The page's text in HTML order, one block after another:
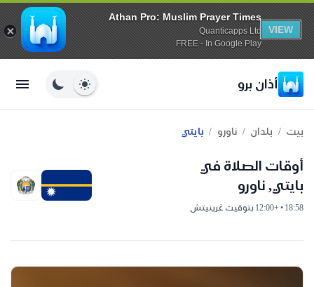
Athan Pro: Muslim Prayer Times
Quanticapps Ltd
FREE - In Google Play
VIEW
أذان برو
بيت / بلدان / ناورو / بايتي
أوقات الصلاة في
بايتي, ناورو
18:58 • +12:00 بتوقيت غرينيتش